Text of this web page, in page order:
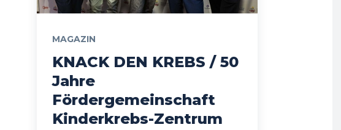
MAGAZIN
KNACK DEN KREBS / 50
Jahre
Fördergemeinschaft
Kinderkrebs-Zentrum